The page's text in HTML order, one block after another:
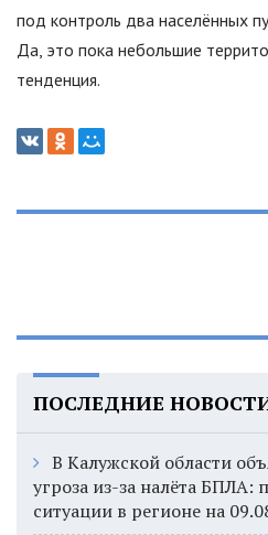
под контроль два населённых
Да, это пока небольшие
тенденция.
ПОСЛЕДНИЕ
В Калужской области
угроза из-за налёта БПЛА:
ситуации в регионе на